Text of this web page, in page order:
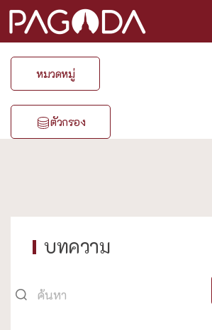
หมวดหมู่
ตัวกรอง
บทความ